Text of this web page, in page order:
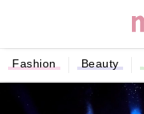
Fashion Beauty